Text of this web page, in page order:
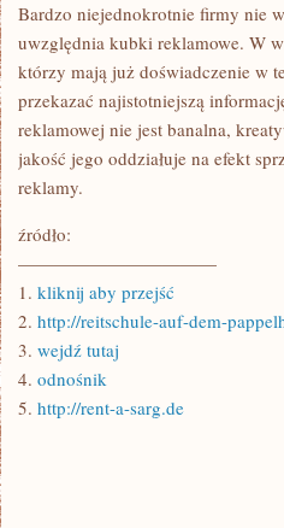
Bardzo niejednokrotnie firmy nie
uwzględnia kubki reklamowe. W
którzy mają już doświadczenie w
przekazać najistotniejszą
reklamowej nie jest banalna,
jakość jego oddziałuje na efekt
reklamy.
źródło:
———————————
1. kliknij aby przejść
2. http://reitschule-auf-dem-
3. wejdź tutaj
4. odnośnik
5. http://rent-a-sarg.de